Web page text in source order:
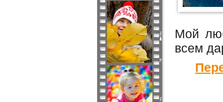
Мой
всем